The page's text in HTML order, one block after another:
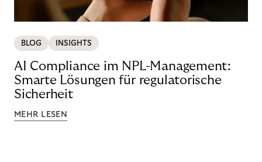
BLOG INSIGHTS
AI Compliance im NPL-Management:
Smarte Lösungen für regulatorische
Sicherheit
MEHR LESEN